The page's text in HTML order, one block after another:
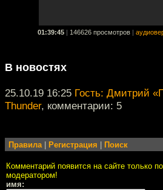
01:39:45 146626 просмотров
В новостях
25.10.19 16:25 Гость: Дмитрий
Thunder, комментарии: 5
Правила| Регистрация Поиск
Комментарий появится на сайте только
модератором!
имя: